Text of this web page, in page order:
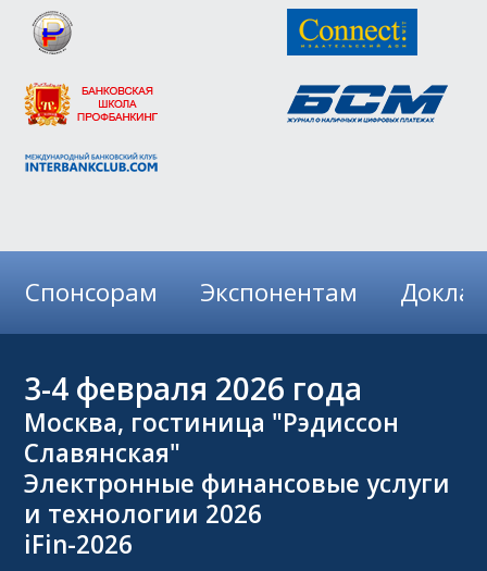
Спонсорам Экспонентам
3-4 февраля 2026 года
Москва, гостиница "Рэдиссон
Славянская"
Электронные финансовые услуги
и технологии 2026
iFin-2026